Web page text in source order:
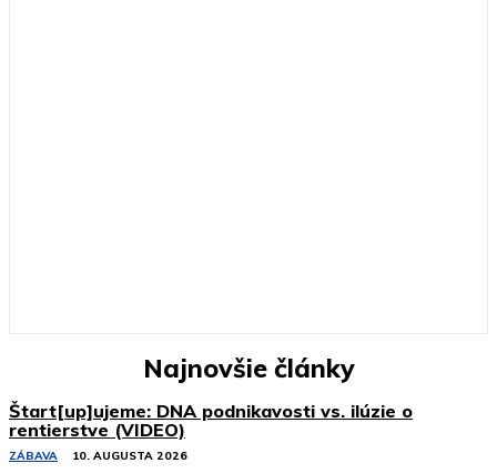
Najnovšie články
Štart[up]ujeme: DNA podnikavosti vs. ilúzie o
rentierstve (VIDEO)
ZÁBAVA 10. AUGUSTA 2026